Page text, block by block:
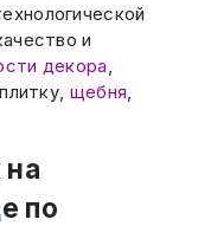
и
декора,
щебня,
на
по